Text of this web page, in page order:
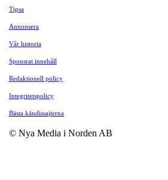
Tipsa
Annonsera
Vår historia
Sponsrat innehåll
Redaktionell policy
Integritetspolicy
Bästa kändissajterna
© Nya Media i Norden AB